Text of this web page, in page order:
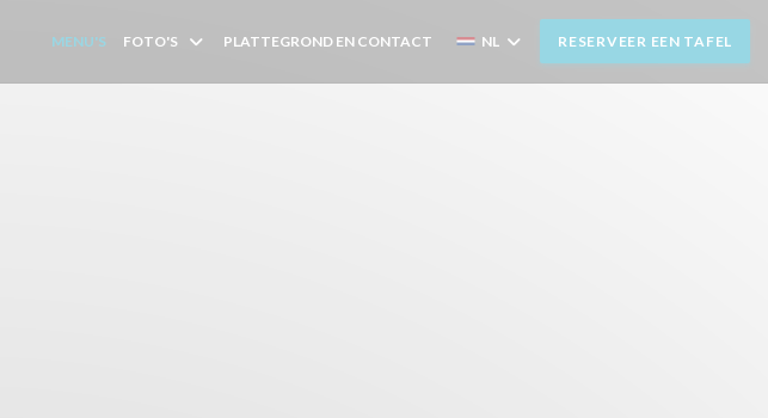
MENU'S FOTO'S PLATTEGROND EN CONTACT NL RESERVEER EEN TAFEL